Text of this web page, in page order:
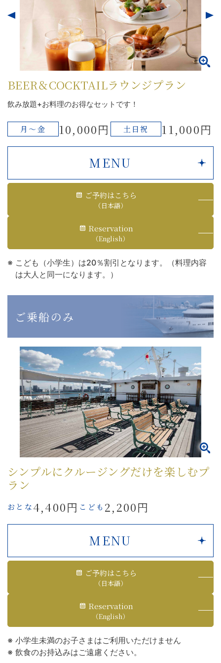
BEER＆COCKTAILラウンジプラン
飲み放題+お料理のお得なセットです！
月～金 10,000円 土日祝 11,000円
MENU
ご予約はこちら
（日本語）
Reservation
（English）
こども（小学生）は20％割引となります。（料理内容
は大人と同一になります。）
ご乗船のみ
シンプルにクルージングだけを楽しむプ
ラン
おとな4,400円 こども 2,200円
MENU
ご予約はこちら
（日本語）
Reservation
（English）
小学生未満のお子さまはご利用いただけません
飲食のお持込みはご遠慮ください。